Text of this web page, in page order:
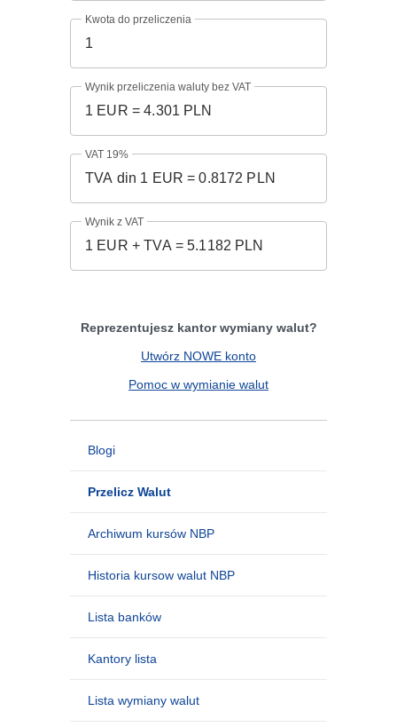
Kwota do przeliczenia
Wynik przeliczenia waluty bez VAT
VAT 19%
Wynik z VAT
Reprezentujesz kantor wymiany walut?
Utwórz NOWE konto
Pomoc w wymianie walut
Blogi
Przelicz Walut
Archiwum kursów NBP
Historia kursow walut NBP
Lista banków
Kantory lista
Lista wymiany walut